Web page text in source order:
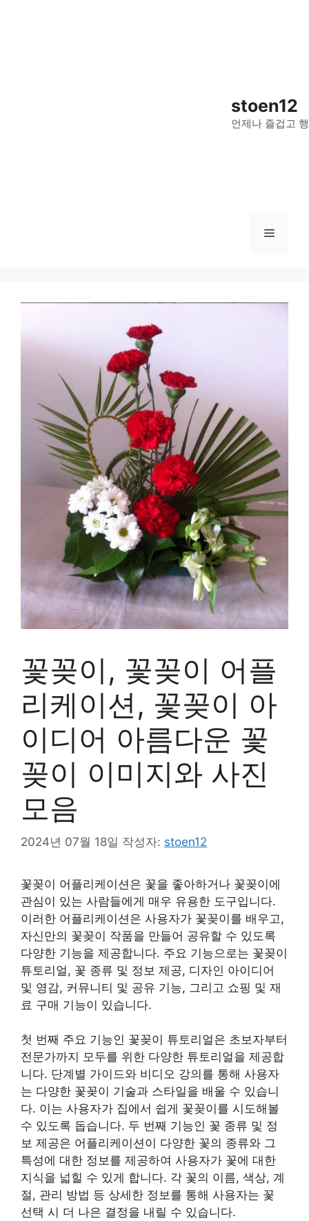
stoen12
언제나 즐겁고
메
꽃꽂이, 꽃꽂이 어플
리케이션, 꽃꽂이 아
이디어 아름다운 꽃
꽂이 이미지와 사진
모음
2024년 07월 18일 작성자: stoen12
꽃꽂이 어플리케이션은 꽃을 좋아하거나 꽃꽂이에
관심이 있는 사람들에게 매우 유용한 도구입니다.
이러한 어플리케이션은 사용자가 꽃꽂이를 배우고,
자신만의 꽃꽂이 작품을 만들어 공유할 수 있도록
다양한 기능을 제공합니다. 주요 기능으로는 꽃꽂이
튜토리얼, 꽃 종류 및 정보 제공, 디자인 아이디어
및 영감, 커뮤니티 및 공유 기능, 그리고 쇼핑 및 재
료 구매 기능이 있습니다.
첫 번째 주요 기능인 꽃꽂이 튜토리얼은 초보자부터
전문가까지 모두를 위한 다양한 튜토리얼을 제공합
니다. 단계별 가이드와 비디오 강의를 통해 사용자
는 다양한 꽃꽂이 기술과 스타일을 배울 수 있습니
다. 이는 사용자가 집에서 쉽게 꽃꽂이를 시도해볼
수 있도록 돕습니다. 두 번째 기능인 꽃 종류 및 정
보 제공은 어플리케이션이 다양한 꽃의 종류와 그
특성에 대한 정보를 제공하여 사용자가 꽃에 대한
지식을 넓힐 수 있게 합니다. 각 꽃의 이름, 색상, 계
절, 관리 방법 등 상세한 정보를 통해 사용자는 꽃
선택 시 더 나은 결정을 내릴 수 있습니다.